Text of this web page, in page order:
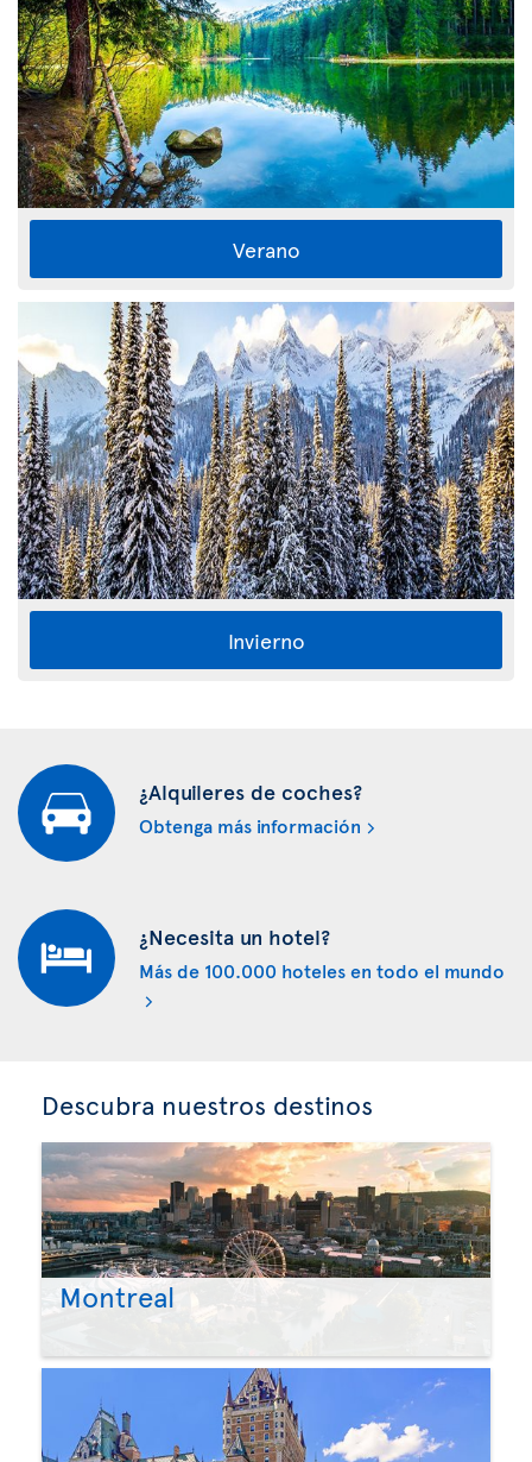
Verano
Invierno
¿Alquileres de coches?
Obtenga más información
¿Necesita un hotel?
Más de 100.000 hoteles en todo el mundo
Descubra nuestros destinos
Montreal